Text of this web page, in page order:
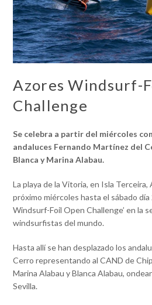
Azores Windsurf-
Challenge
Se celebra a partir del miércoles
andaluces Fernando Martínez del
Blanca y Marina Alabau.
La playa de la Vitoria, en Isla Terceira,
próximo miércoles hasta el sábado día
Windsurf-Foil Open Challenge’ en la
windsurfistas del mundo.
Hasta allí se han desplazado los
Cerro representando al CAND de
Marina Alabau y Blanca Alabau,
Sevilla.